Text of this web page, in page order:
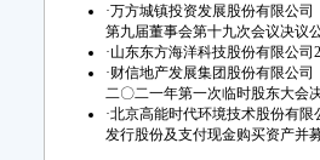
·万方城镇投资发展股份有限公司
第九届董事会第十九次会议决议
·山东东方海洋科技股份有限公
·财信地产发展集团股份有限公司
二〇二一年第一次临时股东大会
·北京高能时代环境技术股份有限
发行股份及支付现金购买资产并